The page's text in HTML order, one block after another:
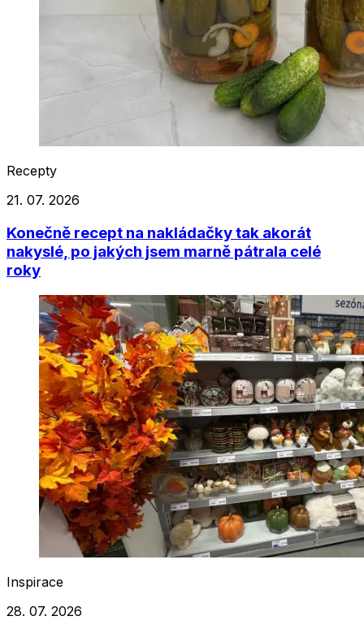
Recepty
21. 07. 2026
Konečně recept na nakládačky tak akorát
nakyslé, po jakých jsem marně pátrala celé
roky
Inspirace
28. 07. 2026